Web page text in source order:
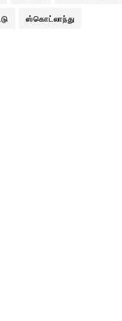
ஸ்கொட்லாந்து